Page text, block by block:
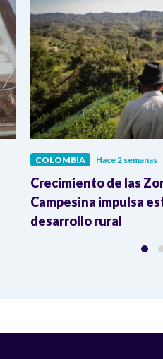
COLOMBIA Hace 2 semanas
Crecimiento de las
Campesina impulsa
desarrollo rural